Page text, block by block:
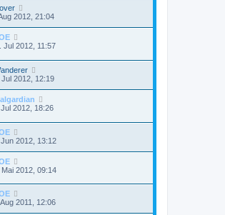
2012, 21:04
Jul 2012, 11:57
Jul 2012, 12:19
Jul 2012, 18:26
2012, 13:12
Mai 2012, 09:14
2011, 12:06